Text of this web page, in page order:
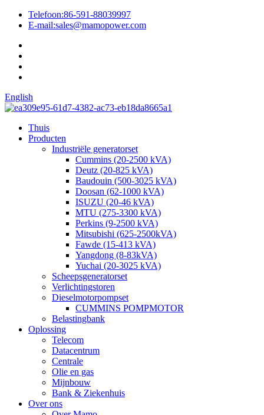
Telefoon:86-591-88039997
E-mail:sales@mamopower.com
English
Thuis
Producten
Industriële generatorset
Cummins (20-2500 kVA)
Deutz (20-825 kVA)
Baudouin (500-3025 kVA)
Doosan (62-1000 kVA)
ISUZU (20-46 kVA)
MTU (275-3300 kVA)
Perkins (9-2500 kVA)
Mitsubishi (625-2500kVA)
Fawde (15-413 kVA)
Yangdong (8-83kVA)
Yuchai (20-3025 kVA)
Scheepsgeneratorset
Verlichtingstoren
Dieselmotorpompset
CUMMINS POMPMOTOR
Belastingbank
Oplossing
Telecom
Datacentrum
Centrale
Olie en gas
Mijnbouw
Bank & Ziekenhuis
Over ons